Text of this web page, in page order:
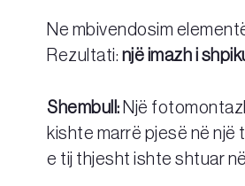
Ne mbivendosim
Rezultati: një imazh i
Shembull: Një
kishte marrë pjesë në
e tij thjesht ishte shtuar